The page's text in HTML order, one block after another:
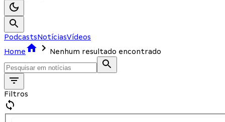
PodcastsNotíciasVídeos
Home
Nenhum resultado encontrado
Filtros